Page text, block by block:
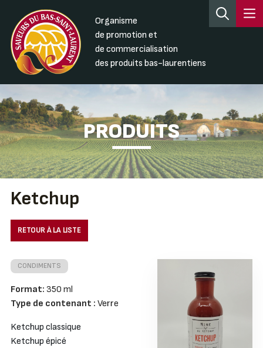
Organisme
de promotion et
de commercialisation
des produits bas-laurentiens
PRODUITS
Ketchup
RETOUR À LA LISTE
CONDIMENTS
Format: 350 ml
Type de contenant : Verre
Ketchup classique
Ketchup épicé